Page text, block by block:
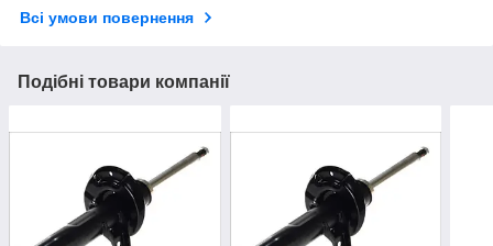
Всі умови повернення
Подібні товари компанії